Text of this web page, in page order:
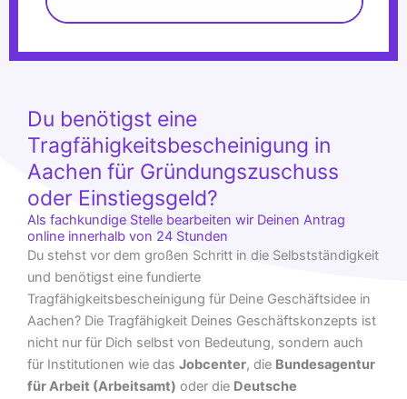
Du benötigst eine
Tragfähigkeitsbescheinigung in
Aachen für Gründungszuschuss
oder Einstiegsgeld?
Als fachkundige Stelle bearbeiten wir Deinen Antrag
online innerhalb von 24 Stunden
Du stehst vor dem großen Schritt in die Selbstständigkeit
und benötigst eine fundierte
Tragfähigkeitsbescheinigung für Deine Geschäftsidee in
Aachen? Die Tragfähigkeit Deines Geschäftskonzepts ist
nicht nur für Dich selbst von Bedeutung, sondern auch
für Institutionen wie das Jobcenter, die Bundesagentur
für Arbeit (Arbeitsamt) oder die Deutsche